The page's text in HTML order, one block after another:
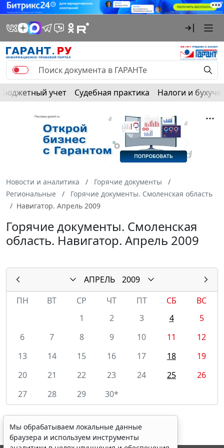
Бюджетный учет Судебная практика Налоги и
Новости и аналитика
Горячие документы
Региональные
Горячие документы. Смоленская область
Навигатор. Апрель 2009
Горячие документы. Смоленская
область. Навигатор. Апрель 2009
АПРЕЛЬ
2009
ПН
ВТ СР ЧТ ПТ СБ
ВС
1
2 3 4
5
6
7 8 9 10 11
12
13
14 15 16 17 18
19
20
21 22 23 24 25
26
27
28 29 30*
Мы обрабатываем локальные данные
браузера и используем инструменты